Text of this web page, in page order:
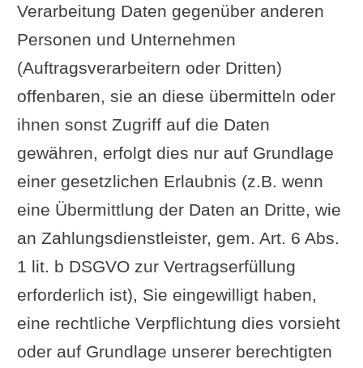
Verarbeitung Daten gegenüber anderen
Personen und Unternehmen
(Auftragsverarbeitern oder Dritten)
offenbaren, sie an diese übermitteln oder
ihnen sonst Zugriff auf die Daten
gewähren, erfolgt dies nur auf Grundlage
einer gesetzlichen Erlaubnis (z.B. wenn
eine Übermittlung der Daten an Dritte, wie
an Zahlungsdienstleister, gem. Art. 6 Abs.
1 lit. b DSGVO zur Vertragserfüllung
erforderlich ist), Sie eingewilligt haben,
eine rechtliche Verpflichtung dies vorsieht
oder auf Grundlage unserer berechtigten